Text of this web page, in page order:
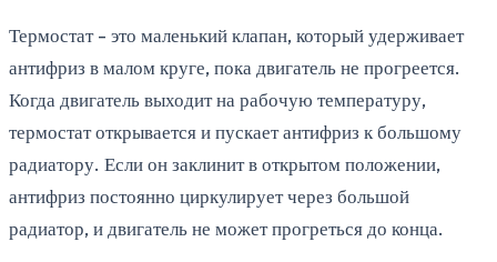
Термостат - это маленький клапан, который удерживает
антифриз в малом круге, пока двигатель не прогреется.
Когда двигатель выходит на рабочую температуру,
термостат открывается и пускает антифриз к большому
радиатору. Если он заклинит в открытом положении,
антифриз постоянно циркулирует через большой
радиатор, и двигатель не может прогреться до конца.